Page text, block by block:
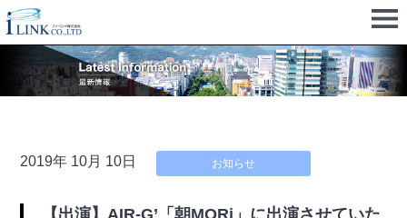
2019年 10月 10日 お知らせ
【出演】AIR-G’「朝MORi」に出演させていた